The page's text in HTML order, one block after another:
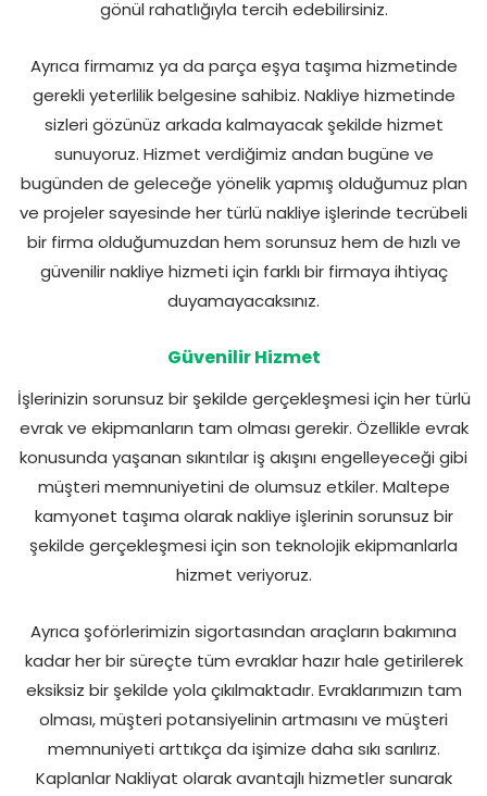
gönül rahatlığıyla tercih edebilirsiniz.
Ayrıca firmamız ya da parça eşya taşıma hizmetinde
gerekli yeterlilik belgesine sahibiz. Nakliye hizmetinde
sizleri gözünüz arkada kalmayacak şekilde hizmet
sunuyoruz. Hizmet verdiğimiz andan bugüne ve
bugünden de geleceğe yönelik yapmış olduğumuz plan
ve projeler sayesinde her türlü nakliye işlerinde tecrübeli
bir firma olduğumuzdan hem sorunsuz hem de hızlı ve
güvenilir nakliye hizmeti için farklı bir firmaya ihtiyaç
duyamayacaksınız.
Güvenilir Hizmet
İşlerinizin sorunsuz bir şekilde gerçekleşmesi için her türlü
evrak ve ekipmanların tam olması gerekir. Özellikle evrak
konusunda yaşanan sıkıntılar iş akışını engelleyeceği gibi
müşteri memnuniyetini de olumsuz etkiler. Maltepe
kamyonet taşıma olarak nakliye işlerinin sorunsuz bir
şekilde gerçekleşmesi için son teknolojik ekipmanlarla
hizmet veriyoruz.
Ayrıca şoförlerimizin sigortasından araçların bakımına
kadar her bir süreçte tüm evraklar hazır hale getirilerek
eksiksiz bir şekilde yola çıkılmaktadır. Evraklarımızın tam
olması, müşteri potansiyelinin artmasını ve müşteri
memnuniyeti arttıkça da işimize daha sıkı sarılırız.
Kaplanlar Nakliyat olarak avantajlı hizmetler sunarak